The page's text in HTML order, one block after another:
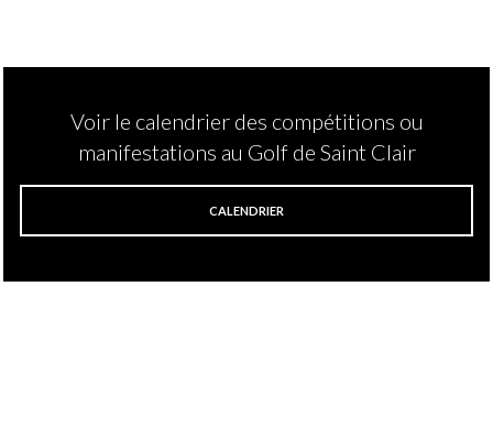
Voir le calendrier des compétitions ou
manifestations au Golf de Saint Clair
CALENDRIER